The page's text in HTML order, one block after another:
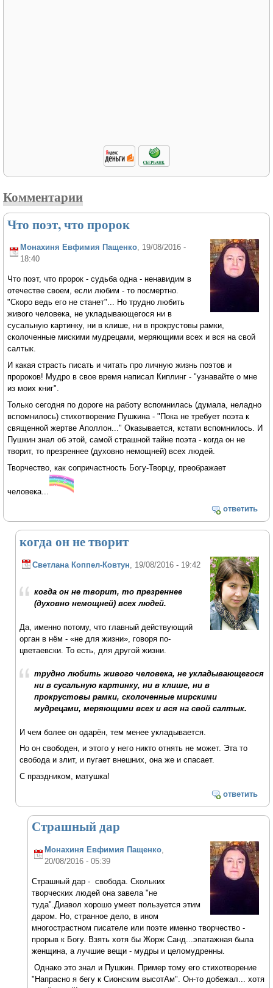
Комментарии
Что поэт, что пророк
Монахиня Евфимия Пащенко, 19/08/2016 -
18:40
Что поэт, что пророк - судьба одна - ненавидим в
отечестве своем, если любим - то посмертно.
"Скоро ведь его не станет"... Но трудно любить
живого человека, не укладывающегося ни в
сусальную картинку, ни в клише, ни в прокрустовы рамки,
сколоченные мискими мудрецами, меряющими всех и вся на свой
салтык.
И какая страсть писать и читать про личную жизнь поэтов и
пророков! Мудро в свое время написал Киплинг - "узнавайте о мне
из моих книг".
Только сегодня по дороге на работу вспомнилась (думала, неладно
вспомнилось) стихотворение Пушкина - "Пока не требует поэта к
священной жертве Аполлон..." Оказывается, кстати вспомнилось. И
Пушкин знал об этой, самой страшной тайне поэта - когда он не
творит, то презреннее (духовно немощней) всех людей.
Творчество, как сопричастность Богу-Творцу, преображает
человека...
ответить
когда он не творит
Светлана Коппел-Ковтун , 19/08/2016 - 19:42
когда он не творит, то презреннее
(духовно немощней) всех людей.
Да, именно потому, что главный действующий
орган в нём - «не для жизни», говоря по-
цветаевски. То есть, для другой жизни.
трудно любить живого человека, не укладывающегося
ни в сусальную картинку, ни в клише, ни в
прокрустовы рамки, сколоченные мирскими
мудрецами, меряющими всех и вся на свой салтык.
И чем более он одарён, тем менее укладывается.
Но он свободен, и этого у него никто отнять не может. Эта то
свобода и злит, и пугает внешних, она же и спасает.
С праздником, матушка!
ответить
Страшный дар
Монахиня Евфимия Пащенко,
20/08/2016 - 05:39
Страшный дар - свобода. Скольких
творческих людей она завела "не
туда".Диавол хорошо умеет пользуется этим
даром. Но, странное дело, в ином
многострастном писателе или поэте именно творчество -
прорыв к Богу. Взять хотя бы Жорж Санд...эпатажная была
женщина, а лучшие вещи - мудры и целомудренны.
Однако это знал и Пушкин. Пример тому его стихотворение
"Напрасно я бегу к Сионским высотАм". Он-то добежал... хотя